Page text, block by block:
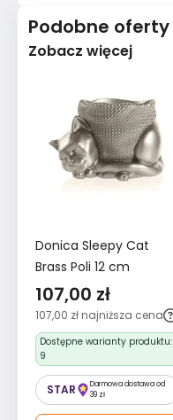
Podobne oferty
Zobacz więcej
Donica Sleepy Cat
Brass Poli 12 cm
107,00 zł
107,00 zł najniższa cena
Dostępne warianty produktu:
9
STAR
Darmowa dostawa od
39 zł